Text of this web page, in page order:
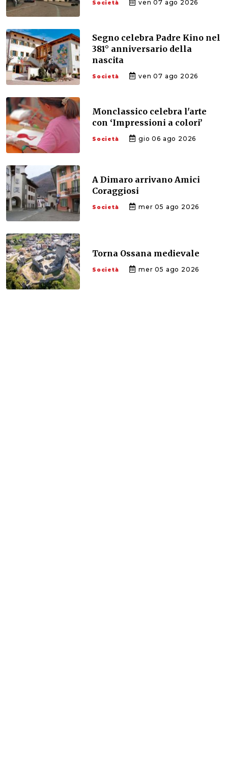
Società ven 07 ago 2026
Segno celebra Padre Kino nel
381° anniversario della
nascita
Società ven 07 ago 2026
Monclassico celebra l'arte
con ‘Impressioni a colori’
Società gio 06 ago 2026
A Dimaro arrivano Amici
Coraggiosi
Società mer 05 ago 2026
Torna Ossana medievale
Società mer 05 ago 2026